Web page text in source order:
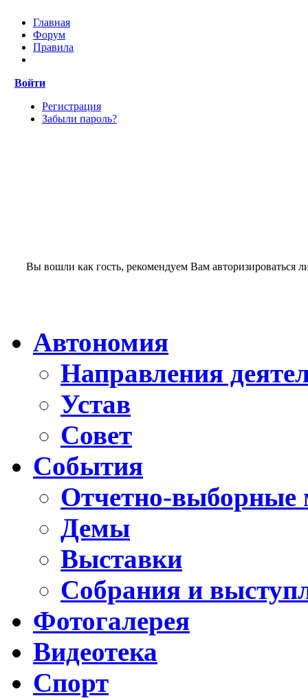
Главная
Форум
Правила
Войти
Регистрация
Забыли пароль?
Вы вошли как гость, рекомендуем Вам авторизироваться
Автономия
Направления
Устав
Совет
События
Отчетно-выборные
Демы
Выставки
Собрания и
Фотогалерея
Видеотека
Спорт